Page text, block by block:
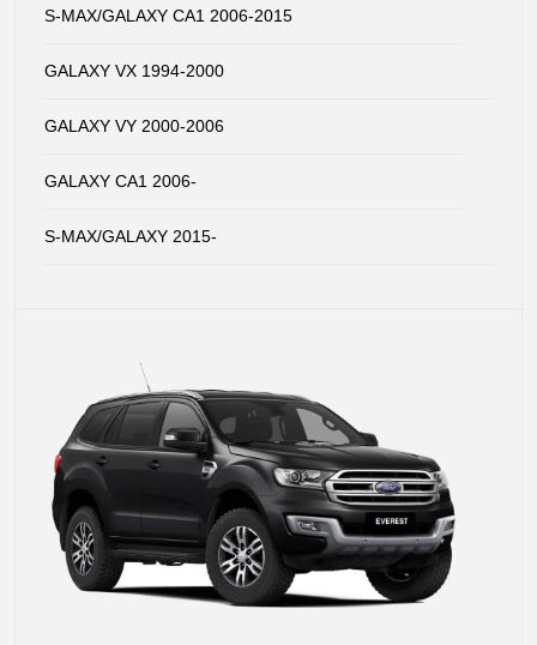
S-MAX/GALAXY CA1 2006-2015
GALAXY VX 1994-2000
GALAXY VY 2000-2006
GALAXY CA1 2006-
S-MAX/GALAXY 2015-